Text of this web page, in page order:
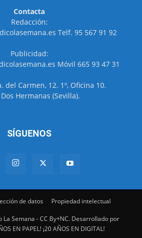
Contacta
Redacción:
Telf. 95 567 91 92
Publicidad:
Móvil 665 93 47 31
del Carmen, 12. 1º, Oficina 10.
Hermanas (Sevilla).
SÍGUENOS
de datos Propiedad intelectual
Semana - CC By+NC. Desarrollado por
EN PAPEL! ¡20 AÑOS EN DIGITAL!